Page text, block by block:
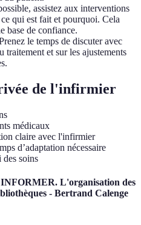
assistez aux interventions
qui est fait et pourquoi. Cela
base de confiance.
le temps de discuter avec
et sur les ajustements
de l'infirmier
médicaux
claire avec l'infirmier
d’adaptation nécessaire
soins
L'organisation des
- Bertrand Calenge